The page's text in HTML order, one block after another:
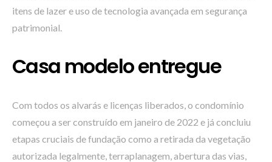
itens de lazer e uso de tecnologia avançada em segurança
patrimonial.
Casa modelo entregue
Com todos os alvarás e licenças liberados, o condomínio
começou a ser construído em janeiro de 2022 e já concluiu
etapas cruciais de fundação como a retirada da vegetação
autorizada legalmente, terraplanagem, abertura das vias,